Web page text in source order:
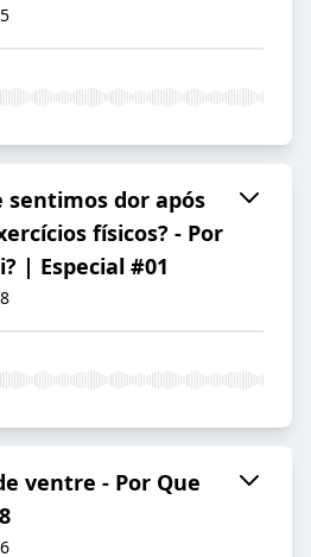
sentimos dor após
físicos? - Por
| Especial #01
ventre - Por Que